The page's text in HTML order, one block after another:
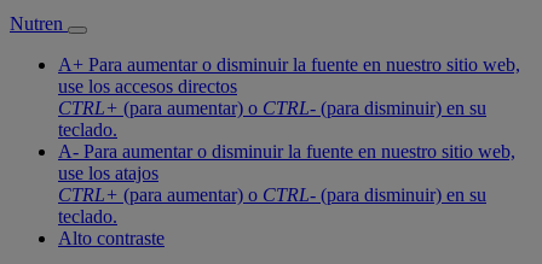
Nutren
A+ Para aumentar o disminuir la fuente en nuestro sitio web,
use los accesos directos
CTRL+ (para aumentar) o CTRL- (para disminuir) en su
teclado.
A- Para aumentar o disminuir la fuente en nuestro sitio web,
use los atajos
CTRL+ (para aumentar) o CTRL- (para disminuir) en su
teclado.
Alto contraste